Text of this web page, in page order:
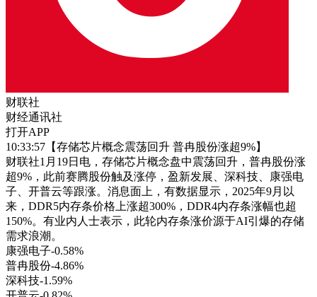
财联社
财经通讯社
打开APP
10:33:57【存储芯片概念震荡回升 普冉股份涨超9%】
财联社1月19日电，存储芯片概念盘中震荡回升，普冉股份涨
超9%，此前赛腾股份触及涨停，盈新发展、深科技、康强电
子、开普云等跟涨。消息面上，有数据显示，2025年9月以
来，DDR5内存条价格上涨超300%，DDR4内存条涨幅也超
150%。有业内人士表示，此轮内存条涨价源于AI引爆的存储
需求浪潮。
康强电子-0.58%
普冉股份-4.86%
深科技-1.59%